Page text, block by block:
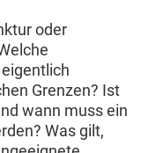
oder
Grenzen? Ist
wann muss ein
Was gilt,